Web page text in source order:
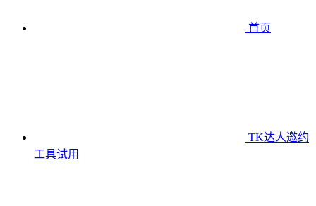
首页
TK达人邀约
工具试用